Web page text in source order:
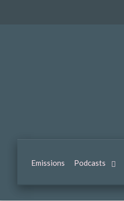
Emissions Podcasts